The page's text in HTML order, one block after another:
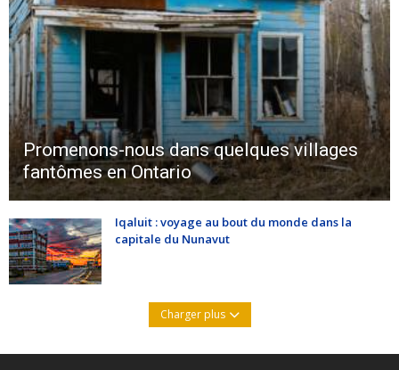
Promenons-nous dans quelques villages
fantômes en Ontario
Iqaluit : voyage au bout du monde dans la
capitale du Nunavut
Charger plus